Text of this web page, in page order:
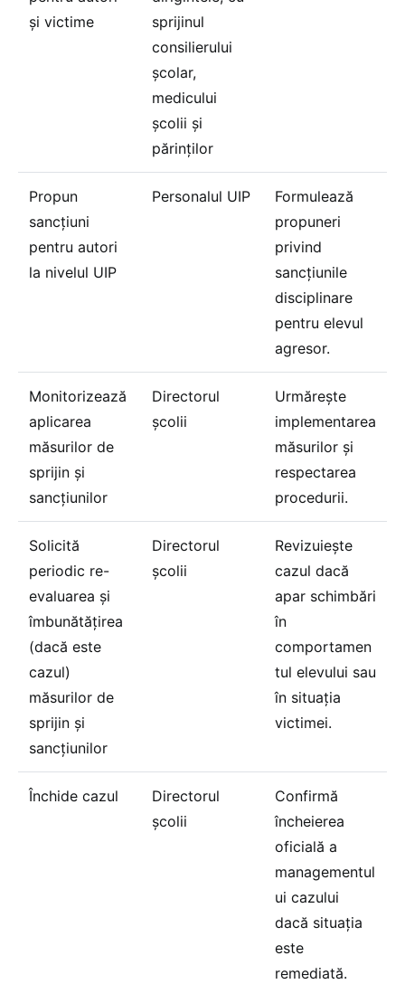
și victime
sprijinul
consilierului
școlar,
medicului
școlii și
părinților
Propun
sancțiuni
pentru autori
la nivelul UIP
Personalul UIP
Formulează
propuneri
privind
sancțiunile
disciplinare
pentru elevul
agresor.
Monitorizează
aplicarea
măsurilor de
sprijin și
sancțiunilor
Directorul
școlii
Urmărește
implementarea
măsurilor și
respectarea
procedurii.
Solicită
periodic re-
evaluarea și
îmbunătățirea
(dacă este
cazul)
măsurilor de
sprijin și
sancțiunilor
Directorul
școlii
Revizuiește
cazul dacă
apar schimbări
în
comportamen
tul elevului sau
în situația
victimei.
Închide cazul
Directorul
școlii
Confirmă
încheierea
oficială a
managementul
ui cazului
dacă situația
este
remediată.